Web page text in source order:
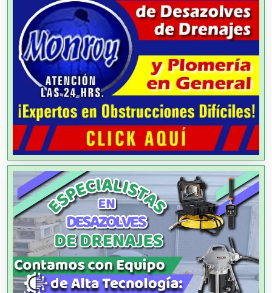
Aluminio
Ambulancias
Análisis Clínicos
Análisis de Aguas
Animadores de Eventos
Aparatos y Equipos Eléctricos
Arquitectos